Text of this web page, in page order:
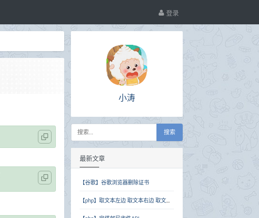
登录
小涛
搜索
最新文章
【谷歌】谷歌浏览器删除证书